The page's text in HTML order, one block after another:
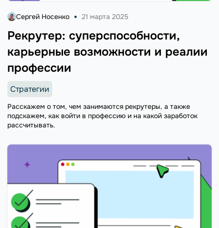
Рекрутер: суперспособности,
карьерные возможности и реалии
профессии
Сергей Носенко 21 марта 2025
Стратегии
Расскажем о том, чем занимаются рекрутеры, а также
подскажем, как войти в профессию и на какой заработок
рассчитывать.